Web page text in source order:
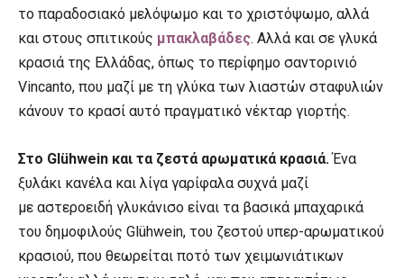
το παραδοσιακό μελόψωμο και το χριστόψωμο, αλλά
και στους σπιτικούς μπακλαβάδες. Αλλά και σε γλυκά
κρασιά της Ελλάδας, όπως το περίφημο σαντορινιό
Vincanto, που μαζί με τη γλύκα των λιαστών σταφυλιών
κάνουν το κρασί αυτό πραγματικό νέκταρ γιορτής.
Στο Glühwein και τα ζεστά αρωματικά κρασιά.Ένα
ξυλάκι κανέλα και λίγα γαρίφαλα συχνά μαζί
με αστεροειδή γλυκάνισο είναι τα βασικά μπαχαρικά
του δημοφιλούς Glühwein, του ζεστού υπερ-αρωματικού
κρασιού, που θεωρείται ποτό των χειμωνιάτικων